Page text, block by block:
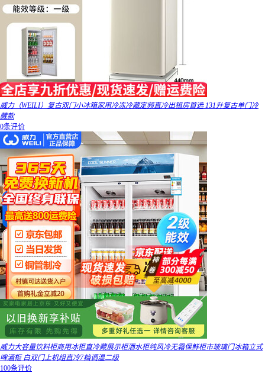
威力（WEILI）复古双门小冰箱家用冷冻冷藏定频直冷出租房首选 131升复古单门冷
藏款
0条评价
威力大容量饮料柜商用冰柜直冷藏展示柜酒水柜纯风冷无霜保鲜柜市玻璃门冰箱立式
啤酒柜 白双门上机组直冷7档调温二级
100条评价